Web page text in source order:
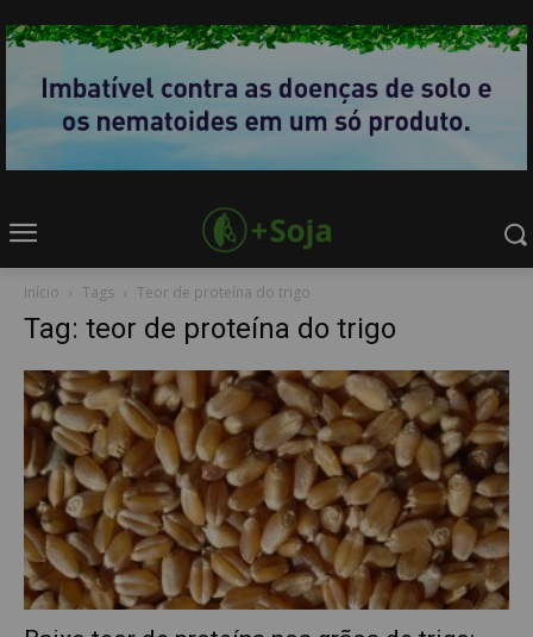
Início Tags Teor de proteína do trigo
Tag: teor de proteína do trigo